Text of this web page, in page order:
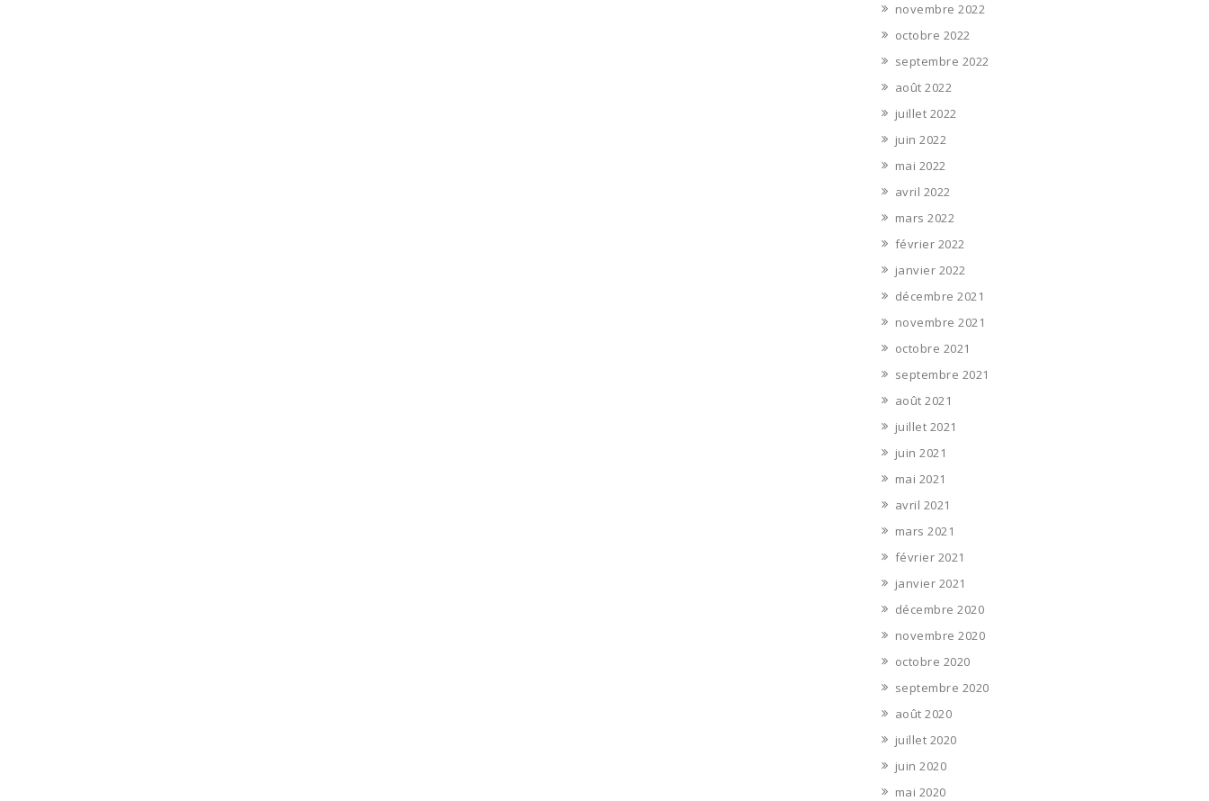
novembre 2022
octobre 2022
septembre 2022
août 2022
juillet 2022
juin 2022
mai 2022
avril 2022
mars 2022
février 2022
janvier 2022
décembre 2021
novembre 2021
octobre 2021
septembre 2021
août 2021
juillet 2021
juin 2021
mai 2021
avril 2021
mars 2021
février 2021
janvier 2021
décembre 2020
novembre 2020
octobre 2020
septembre 2020
août 2020
juillet 2020
juin 2020
mai 2020